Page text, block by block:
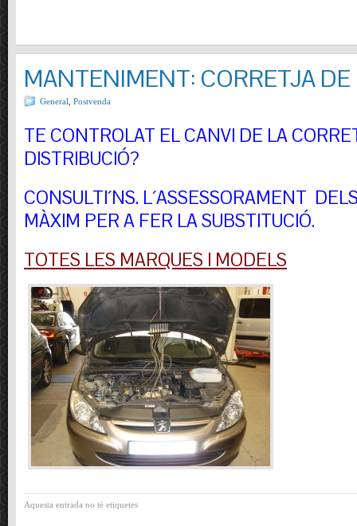
MANTENIMENT: CORRETJA
General Postvenda
TE CONTROLAT EL CANVI DE LA
DISTRIBUCIÓ?
CONSULTI´NS. L´ASSESSORAMENT
MÀXIM PER A FER LA SUBSTITUCIÓ.
TOTES LES MARQUES I MODELS
Aquesta entrada no té etiquetes